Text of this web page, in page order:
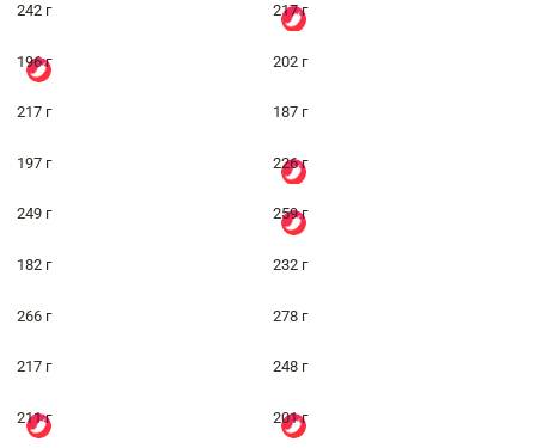
242 г 217 г
196 г 202 г
217 г 187 г
197 г 226 г
249 г 259 г
182 г 232 г
266 г 278 г
217 г 248 г
211 г 201 г